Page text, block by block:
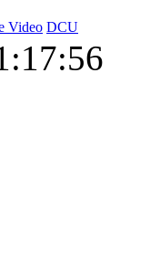
Video DCU